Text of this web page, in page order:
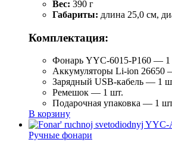
Вес: 390 г
Габариты: длина 25,0 см,
Комплектация:
Фонарь YYC-6015-P160 — 1
Аккумуляторы Li-ion 26650
Зарядный USB-кабель — 1
Ремешок — 1 шт.
Подарочная упаковка — 1
В корзину
Ручные фонари